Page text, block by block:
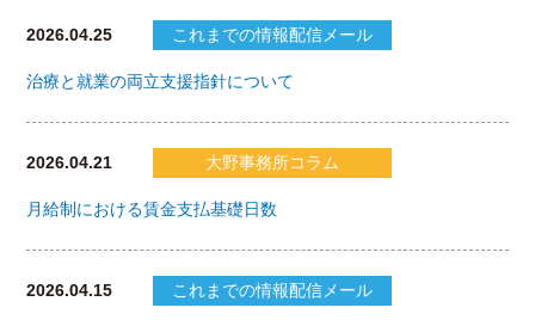
2026.04.25 これまでの情報配信メール
治療と就業の両立支援指針について
2026.04.21 大野事務所コラム
月給制における賃金支払基礎日数
2026.04.15 これまでの情報配信メール